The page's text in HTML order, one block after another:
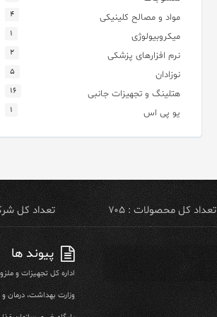
مواد و مصالح کلینیکی ۴
میکروبیولوژی ۱
نرم افزارهای پزشکی ۲
نوزادان ۵
هتلینگ و تجهیزات جانبی ۱۶
یو پی اس ۱
تعداد کل محصولات : ۷۰۵ تعداد کل
پیوند ها
اداره کل تجهیزات و
وزارت بهداشت، درمان